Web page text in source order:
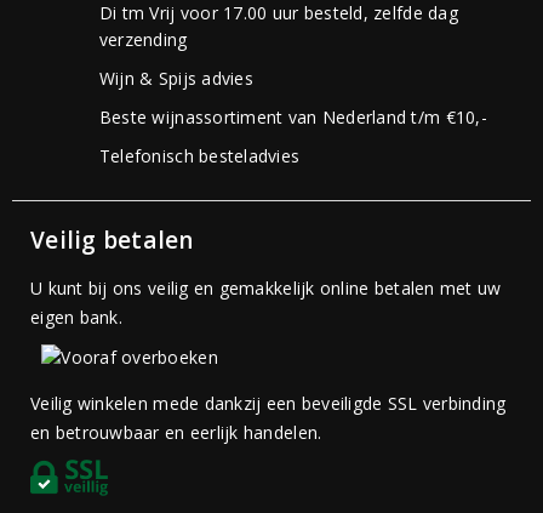
Di tm Vrij voor 17.00 uur besteld, zelfde dag
verzending
Wijn & Spijs advies
Beste wijnassortiment van Nederland t/m €10,-
Telefonisch besteladvies
Veilig betalen
U kunt bij ons veilig en gemakkelijk online betalen met uw
eigen bank.
Veilig winkelen mede dankzij een beveiligde SSL verbinding
en betrouwbaar en eerlijk handelen.